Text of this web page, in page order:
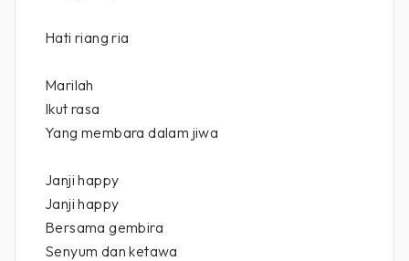
Hati riang ria
Marilah
Ikut rasa
Yang membara dalam jiwa
Janji happy
Janji happy
Bersama gembira
Senyum dan ketawa